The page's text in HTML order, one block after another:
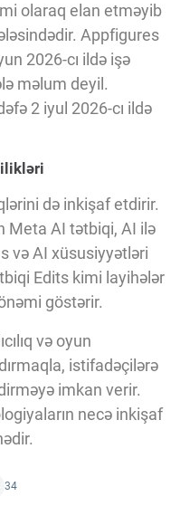
olaraq elan etməyib
Appfigures
2026-cı ildə işə
məlum deyil.
2 iyul 2026-cı ildə
də inkişaf etdirir.
Meta AI tətbiqi, AI ilə
və AI xüsusiyyətləri
Edits kimi layihələr
göstərir.
və oyun
istifadəçilərə
imkan verir.
necə inkişaf
34